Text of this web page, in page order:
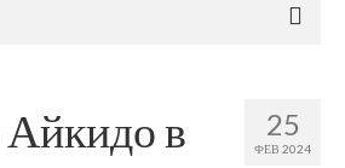
25
ФЕВ 2024
в